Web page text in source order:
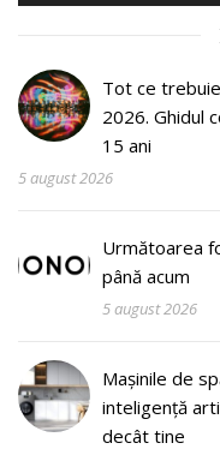
Tot ce
2026. Ghidul
15 ani
5 august 2026
Următoarea
până acum
5 august 2026
Mașinile de
inteligență
decât tine